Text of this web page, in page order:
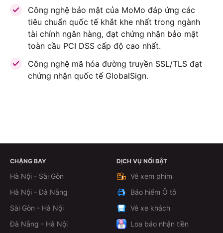
Công nghệ bảo mật của MoMo đáp ứng các
tiêu chuẩn quốc tế khắt khe nhất trong ngành
tài chính ngân hàng, đạt chứng nhận bảo mật
toàn cầu PCI DSS cấp độ cao nhất.
Công nghệ mã hóa đường truyền SSL/TLS đạt
chứng nhận quốc tế GlobalSign.
ĐẶT VÉ NGAY
CHẶNG BAY
Hà Nội - Sài Gòn
Hà Nội - Đà Nẵng
Sài Gòn - Hà Nội
Đà Nẵng - Hà Nội
DỊCH VỤ NỔI BẬT
Vé xem phim
Bảo hiểm Ô tô
Vé xe khách
Loa báo nhận tiền